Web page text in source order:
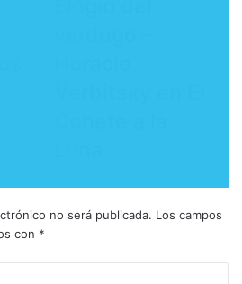
no será publicada. Los campos
con *